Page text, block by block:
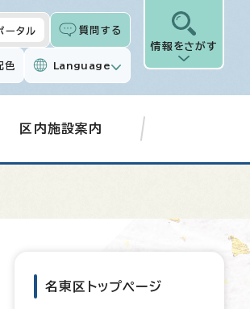
ータル 質問する
色 Language
情報をさがす
区内施設案内
名東区トップページ